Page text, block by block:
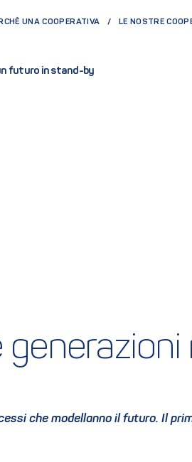
UNA COOPERATIVA LE NOSTRE
futuro in stand-by
che modellanno il futuro. Il